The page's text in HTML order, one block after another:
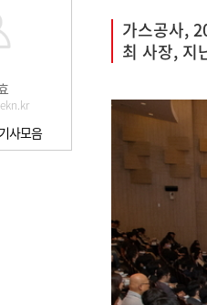
사모음
가스공사,
최 사장, 지